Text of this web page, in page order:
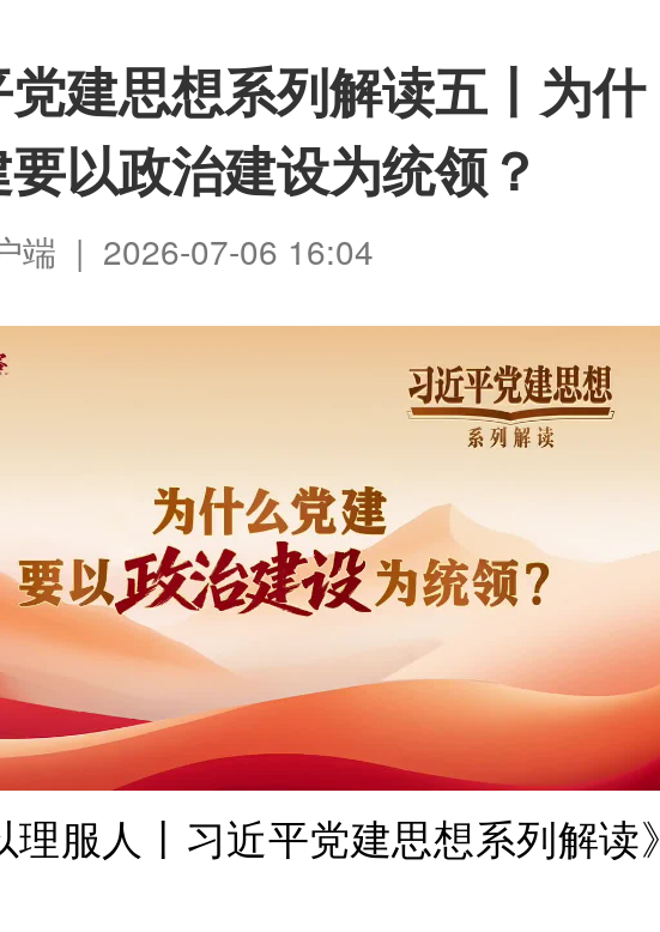
建思想系列解读五丨为什
以政治建设为统领？
端 | 2026-07-06 16:04
理服人丨习近平党建思想系列解读》